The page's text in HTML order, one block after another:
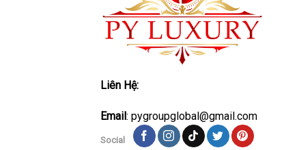
Liên Hệ:
Email : pygroupglobal@gmail.com
Social